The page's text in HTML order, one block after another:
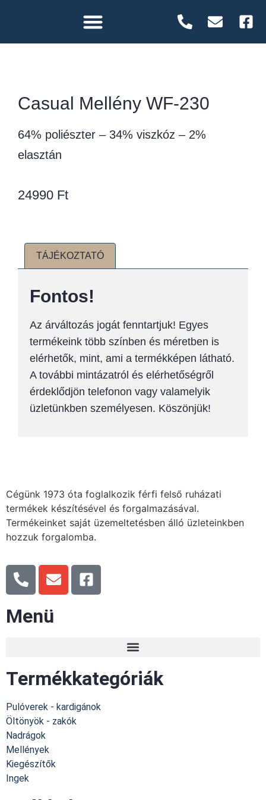
Casual Mellény WF-230
64% poliészter – 34% viszkóz – 2%
elasztán
24990 Ft
TÁJÉKOZTATÓ
Fontos!
Az árváltozás jogát fenntartjuk! Egyes
termékeink több színben és méretben is
elérhetők, mint, ami a termékképen látható.
A további mintázatról és elérhetőségről
érdeklődjön telefonon vagy valamelyik
üzletünkben személyesen. Köszönjük!
Cégünk 1973 óta foglalkozik férfi felső ruházati
termékek készítésével és forgalmazásával.
Termékeinket saját üzemeltetésben álló üzleteinkben
hozzuk forgalomba.
Menü
Termékkategóriák
Pulóverek - kardigánok
Öltönyök - zakók
Nadrágok
Mellények
Kiegészítők
Ingek